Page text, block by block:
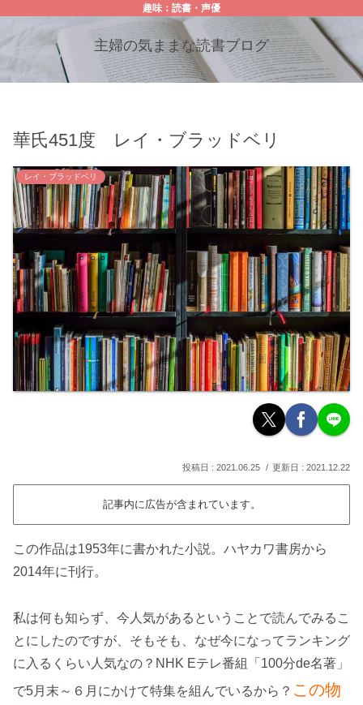
趣味：読書・声優
主婦の気ままな読書ブログ
華氏451度 レイ・ブラッドベリ
レイ・ブラッドベリ
2021.06.25 2021.12.22
記事内に広告が含まれています。
この作品は1953年に書かれた小説。ハヤカワ書房から
2014年に刊行。
私は何も知らず、今人気があるということで読んでみるこ
とにしたのですが、そもそも、なぜ今になってランキング
に入るくらい人気なの？NHK Eテレ番組「100分de名著」
で5月末～６月にかけて特集を組んでいるから？ この物